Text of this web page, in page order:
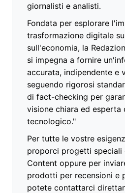
giornalisti e analisti.
Fondata per esplorare
trasformazione digitale
sull'economia, la
si impegna a fornire
accurata, indipendente e
seguendo rigorosi
di fact-checking per
visione chiara ed esperta
tecnologico."
Per tutte le vostre
proporci progetti speciali
Content oppure per
prodotti per recensioni e
potete contattarci